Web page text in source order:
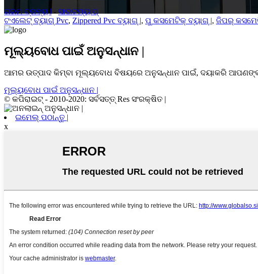
ଗରମ ଦ୍ରବ୍ୟ | - ସାଇଟମ୍ୟାପ୍
ଟଏଲେଟ୍ ବ୍ୟାଗ୍ Pvc, Zippered Pvc ବ୍ୟାଗ୍ |, ପୁ କସମେଟିକ୍ ବ୍ୟାଗ୍ |, ଜିପର୍
ମୂଲ୍ୟବୋଧ ପାଇଁ ଅନୁସନ୍ଧାନ |
ଆମର ଉତ୍ପାଦ କିମ୍ବା ମୂଲ୍ୟବୋଧ ବିଷୟରେ ଅନୁସନ୍ଧାନ ପାଇଁ, ଦୟାକରି
ମୂଲ୍ୟବୋଧ ପାଇଁ ଅନୁସନ୍ଧାନ |
© କପିରାଇଟ୍ - 2010-2020: ସର୍ବସତ୍ତ୍ Res ସଂରକ୍ଷିତ |
ଇମେଲ୍ ପଠାନ୍ତୁ |
x